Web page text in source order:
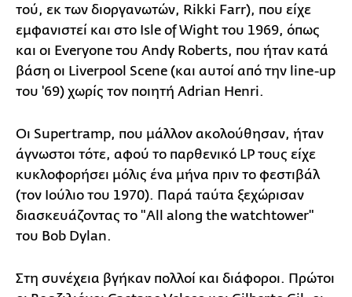
τού, εκ των διοργανωτών, Rikki Farr), που είχε
εμφανιστεί και στο Isle of Wight του 1969, όπως
και οι Everyone του Andy Roberts, που ήταν κατά
βάση οι Liverpool Scene (και αυτοί από την line-up
του '69) χωρίς τον ποιητή Adrian Henri.
Οι Supertramp, που μάλλον ακολούθησαν, ήταν
άγνωστοι τότε, αφού το παρθενικό LP τους είχε
κυκλοφορήσει μόλις ένα μήνα πριν το φεστιβάλ
(τον Ιούλιο του 1970). Παρά ταύτα ξεχώρισαν
διασκευάζοντας το "All along the watchtower"
του Bob Dylan.
Στη συνέχεια βγήκαν πολλοί και διάφοροι. Πρώτοι